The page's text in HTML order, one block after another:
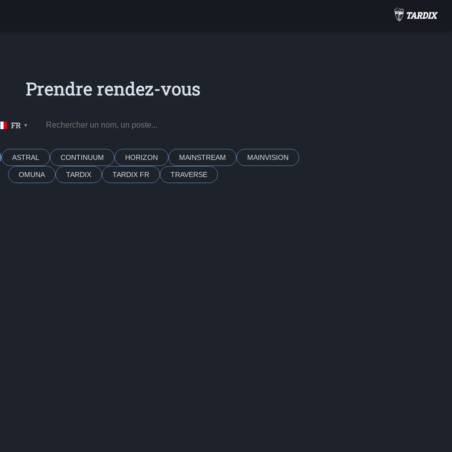
Prendre rendez-vous
FR ▼
ASTRAL CONTINUUM HORIZON MAINSTREAM MAINVISION
OMUNA TARDIX TARDIX FR TRAVERSE